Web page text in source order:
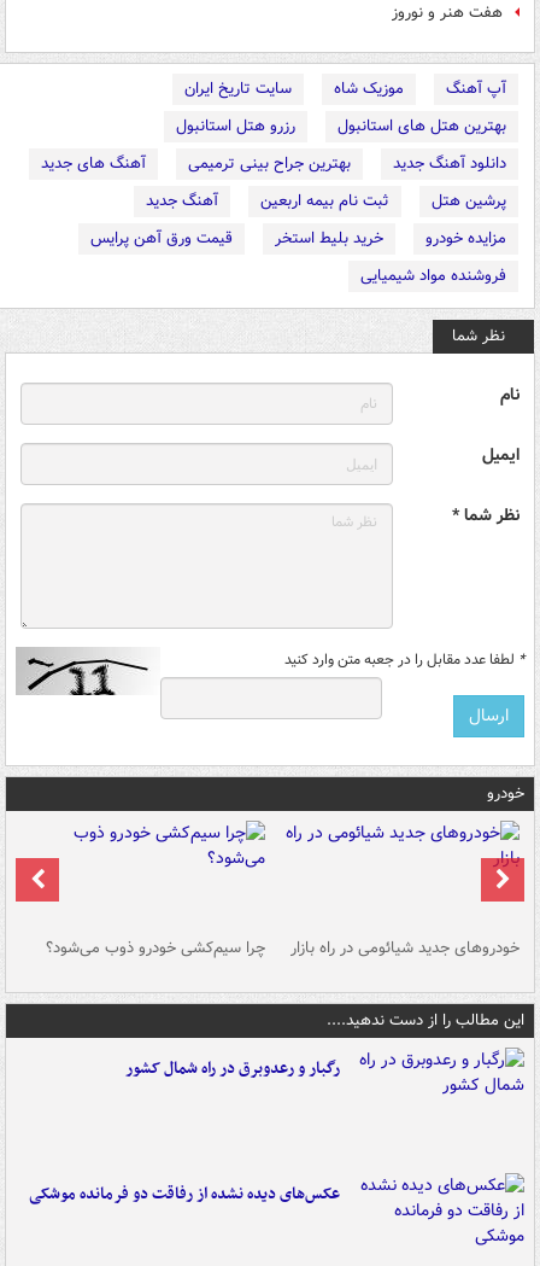
هفت هنر و نوروز
آپ آهنگ موزیک شاه
سایت تاریخ ایران
بهترین هتل های استانبول
رزرو هتل استانبول
دانلود آهنگ جدید
بهترین جراح بینی ترمیمی
آهنگ های جدید
پرشین هتل
ثبت نام بیمه اربعین
آهنگ جدید
مزایده خودرو
خرید بلیط استخر
قیمت ورق آهن پرایس
فروشنده مواد شیمیایی
نظر شما
نام
ایمیل
نظر شما *
* لطفا عدد مقابل را در جعبه متن وارد کنید
خودرو
خودروهای جدید شیائومی در راه بازار چرا سیم‌کشی خودرو ذوب می‌شود؟
این مطالب را از دست ندهید....
رگبار و رعدوبرق در راه شمال کشور
عکس‌های دیده نشده از رفاقت دو فرمانده‌ موشکی